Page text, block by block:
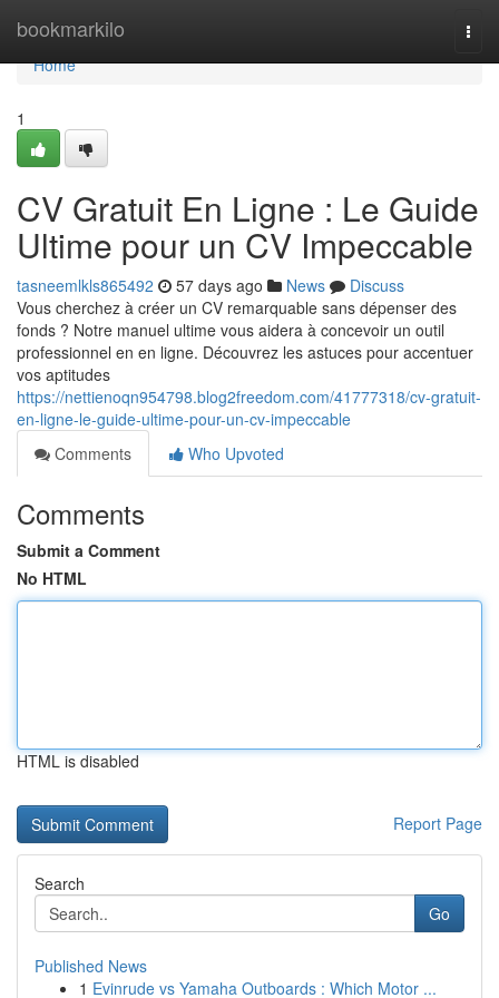
bookmarkilo
Home
Home
1
CV Gratuit En Ligne : Le Guide
Ultime pour un CV Impeccable
tasneemlkls865492 57 days ago News
Discuss
Vous cherchez à créer un CV remarquable sans dépenser des
fonds ? Notre manuel ultime vous aidera à concevoir un outil
professionnel en en ligne. Découvrez les astuces pour accentuer
vos aptitudes
https://nettienoqn954798.blog2freedom.com/41777318/cv-gratuit-
en-ligne-le-guide-ultime-pour-un-cv-impeccable
Comments
Who Upvoted
Comments
Submit a Comment
No HTML
HTML is disabled
Report Page
Search
Go
Published News
1 Evinrude vs Yamaha Outboards : Which Motor ...